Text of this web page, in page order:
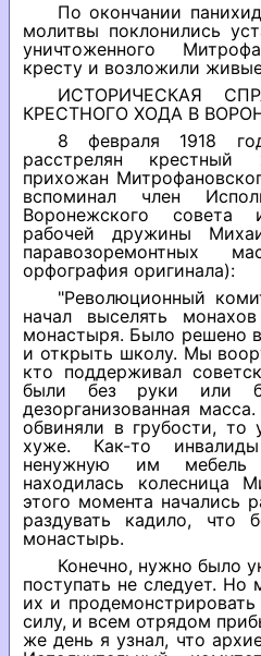
По окончании
молитвы поклонились
уничтоженного
кресту и возложили
ИСТОРИЧЕСКАЯ
КРЕСТНОГО ХОДА В
8 февраля 1918
расстрелян
прихожан
вспоминал член
Воронежского совета
рабочей дружины
паравозоремонтных
орфография оригинала):
"Революционный
начал выселять
монастыря. Было решено
и открыть школу. Мы
кто поддерживал
были без руки или
дезорганизованная
обвиняли в грубости,
хуже. Как-то
ненужную им
находилась колесница
этого момента начались
раздувать кадило, что
монастырь.
Конечно, нужно было
поступать не следует.
их и
силу, и всем отрядом
же день я узнал, что